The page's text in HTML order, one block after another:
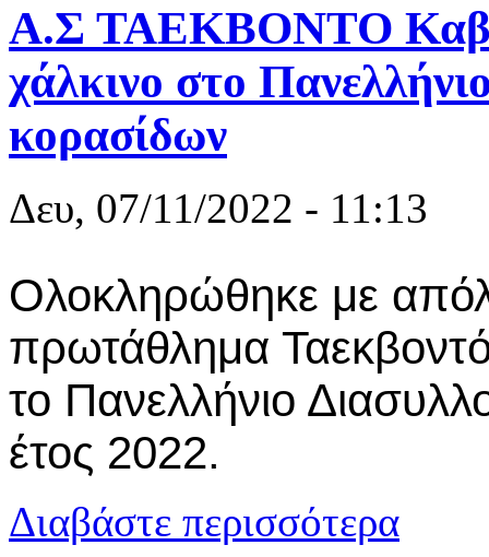
Α.Σ ΤΑΕΚΒΟΝΤΟ
χάλκινο στο
κορασίδων
Δευ, 07/11/2022 - 11:13
Ολοκληρώθηκε με
πρωτάθλημα
το Πανελλήνιο
έτος 2022.
Διαβάστε περισσότερα